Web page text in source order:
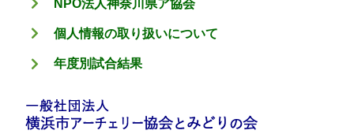
NPO法人神奈川県ア協会
個人情報の取り扱いについて
年度別試合結果